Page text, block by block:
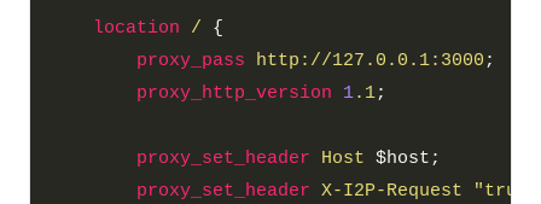
location /
proxy_pass
http://127.0.0.1:3000
proxy_http_version
1.1
proxy_set_header Host
proxy_set_header X-I2P-Request "true"